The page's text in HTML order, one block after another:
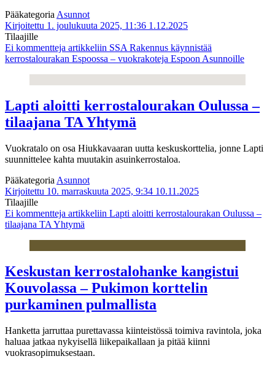
Pääkategoria Asunnot
Kirjoitettu 1. joulukuuta 2025, 11:36 1.12.2025
Tilaajille
Ei kommentteja artikkeliin SSA Rakennus käynnistää
kerrostalourakan Espoossa – vuokrakoteja Espoon Asunnoille
Lapti aloitti kerrostalourakan Oulussa –
tilaajana TA Yhtymä
Vuokratalo on osa Hiukkavaaran uutta keskuskorttelia, jonne Lapti
suunnittelee kahta muutakin asuinkerrostaloa.
Pääkategoria Asunnot
Kirjoitettu 10. marraskuuta 2025, 9:34 10.11.2025
Tilaajille
Ei kommentteja artikkeliin Lapti aloitti kerrostalourakan Oulussa –
tilaajana TA Yhtymä
Keskustan kerrostalohanke kangistui
Kouvolassa – Pukimon korttelin
purkaminen pulmallista
Hanketta jarruttaa purettavassa kiinteistössä toimiva ravintola, joka
haluaa jatkaa nykyisellä liikepaikallaan ja pitää kiinni
vuokrasopimuksestaan.